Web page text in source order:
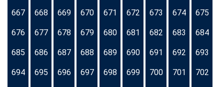
667 668 669 670 671 672 673 674 675
676 677 678 679 680 681 682 683 684
685 686 687 688 689 690 691 692 693
694 695 696 697 698 699 700 701 702